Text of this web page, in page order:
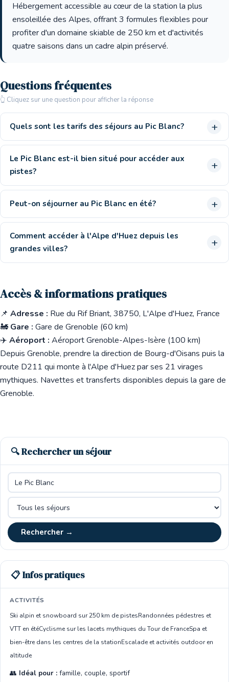
Hébergement accessible au cœur de la station la plus
ensoleillée des Alpes, offrant 3 formules flexibles pour
profiter d'un domaine skiable de 250 km et d'activités
quatre saisons dans un cadre alpin préservé.
Questions fréquentes
👆 Cliquez sur une question pour afficher la réponse
Quels sont les tarifs des séjours au Pic Blanc?
Le Pic Blanc est-il bien situé pour accéder aux
pistes?
Peut-on séjourner au Pic Blanc en été?
Comment accéder à l'Alpe d'Huez depuis les
grandes villes?
Accès & informations pratiques
📌 Adresse : Rue du Rif Briant, 38750, L'Alpe d'Huez, France
🚂 Gare : Gare de Grenoble (60 km)
✈️ Aéroport : Aéroport Grenoble-Alpes-Isère (100 km)
Depuis Grenoble, prendre la direction de Bourg-d'Oisans puis la
route D211 qui monte à l'Alpe d'Huez par ses 21 virages
mythiques. Navettes et transferts disponibles depuis la gare de
Grenoble.
🔍 Rechercher un séjour
Rechercher →
📋 Infos pratiques
ACTIVITÉS
Ski alpin et snowboard sur 250 km de pistesRandonnées pédestres et
VTT en étéCyclisme sur les lacets mythiques du Tour de FranceSpa et
bien-être dans les centres de la stationEscalade et activités outdoor en
altitude
👥 Idéal pour : famille, couple, sportif